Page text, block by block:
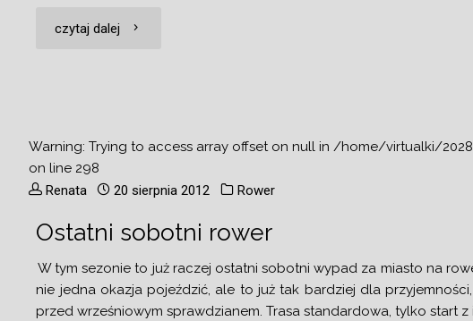
czytaj dalej "Krótko
Warning: Trying to access array offset on null in /home/virtualki/
on line 298
Renata
20 sierpnia 2012 Rower
Ostatni sobotni rower
W tym sezonie to już raczej ostatni sobotni wypad za miasto na
nie jedna okazja pojeździć, ale to już tak bardziej dla
przed wrześniowym sprawdzianem. Trasa standardowa, tylko start